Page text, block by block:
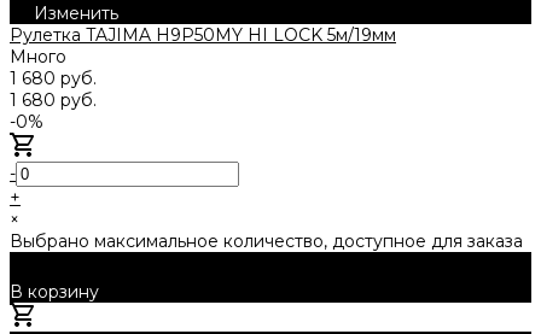
Изменить
Рулетка TAJIMA H9P50MY HI LOCK 5м/19мм
Много
1 680 руб.
1 680 руб.
-0%
-
+
×
Выбрано максимальное количество, доступное для заказа
В корзину